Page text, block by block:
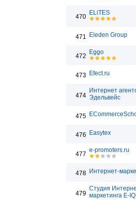
470
ELiTES
471 Eleden Group
472
Eggo
473 Efect.ru
474
Интернет
Эдельвейс
475
476 Easytex
477
e-promoters.ru
478 Интернет-
479
Студия
маркетинга E-IQ